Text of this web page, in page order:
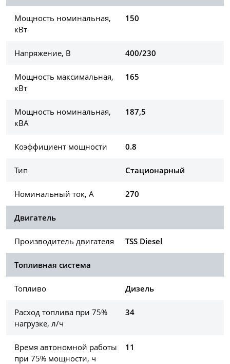
Мощность номинальная,
кВт
150
Напряжение, В 400/230
Мощность максимальная,
кВт
165
Мощность номинальная,
кВА
187,5
Коэффициент мощности 0.8
Тип Стационарный
Номинальный ток, А 270
Двигатель
Производитель двигателя TSS Diesel
Топливная система
Топливо Дизель
Расход топлива при 75%
нагрузке, л/ч
34
Время автономной работы
при 75% мощности, ч
11